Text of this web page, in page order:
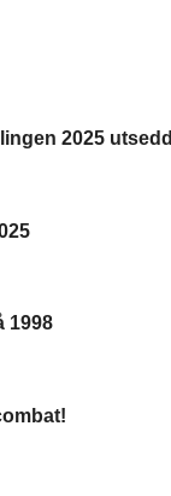
2025 utsedd
1998